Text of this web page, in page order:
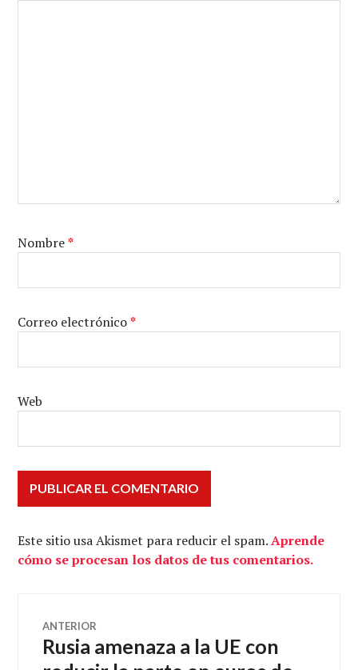
Nombre*
Correo electrónico*
Web
Este sitio usa Akismet para reducir el spam.Aprende
cómo se procesan los datos de tus comentarios.
Navegación
ANTERIOR
Entrada
anterior:
Rusia amenaza a la UE con